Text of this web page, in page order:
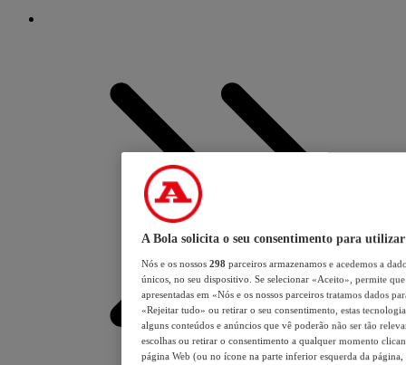
A Bola solicita o seu consentimento para utilizar
Nós e os nossos 298 parceiros armazenamos e acedemos a
únicos, no seu dispositivo. Se selecionar «Aceito», permite
apresentadas em «Nós e os nossos parceiros tratamos dados
«Rejeitar tudo» ou retirar o seu consentimento, estas
alguns conteúdos e anúncios que vê poderão não ser tão
escolhas ou retirar o consentimento a qualquer momento
página Web (ou no ícone na parte inferior esquerda da página,